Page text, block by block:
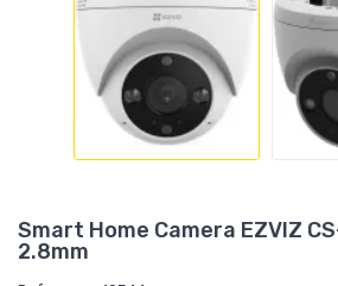
Smart Home Camera EZVIZ
2.8mm